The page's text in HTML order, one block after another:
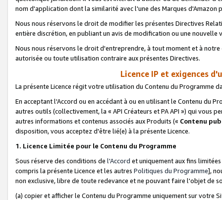
nom d'application dont la similarité avec l'une des Marques
Nous nous réservons le droit de modifier les présentes Directives
entière discrétion, en publiant un avis de modification ou une nouvelle
Nous nous réservons le droit d'entreprendre, à tout moment et à
autorisée ou toute utilisation contraire aux présentes Directives.
Licence IP et exigences
La présente Licence régit votre utilisation du Contenu du Programme
En acceptant l'Accord ou en accédant à ou en utilisant le Contenu du
autres outils (collectivement, la « API Créateurs et PA API ») qui vous
autres informations et contenus associés aux Produits (« Contenu
disposition, vous acceptez d'être lié(e) à la présente Licence.
1. Licence Limitée pour le Contenu du Programme
Sous réserve des conditions de l'Accord et uniquement aux fins
compris la présente Licence et les autres Politiques du Programme],
non exclusive, libre de toute redevance et ne pouvant faire l'objet de
(a) copier et afficher le Contenu du Programme uniquement sur votre